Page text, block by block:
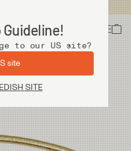
to our US site?
site
SITE